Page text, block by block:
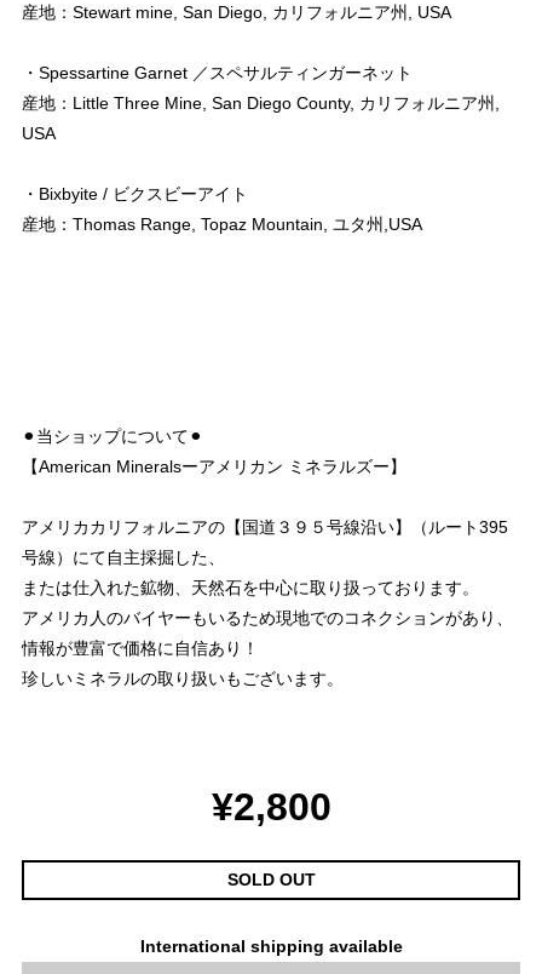
産地：Stewart mine, San Diego, カリフォルニア州, USA
・Spessartine Garnet ／スペサルティンガーネット
産地：Little Three Mine, San Diego County, カリフォルニア州,
USA
・Bixbyite / ビクスビーアイト
産地：Thomas Range, Topaz Mountain, ユタ州,USA
⚫︎当ショップについて⚫︎
【American Mineralsーアメリカン ミネラルズー】
アメリカカリフォルニアの【国道３９５号線沿い】（ルート395
号線）にて自主採掘した、
または仕入れた鉱物、天然石を中心に取り扱っております。
アメリカ人のバイヤーもいるため現地でのコネクションがあり、
情報が豊富で価格に自信あり！
珍しいミネラルの取り扱いもございます。
¥2,800
SOLD OUT
International shipping available